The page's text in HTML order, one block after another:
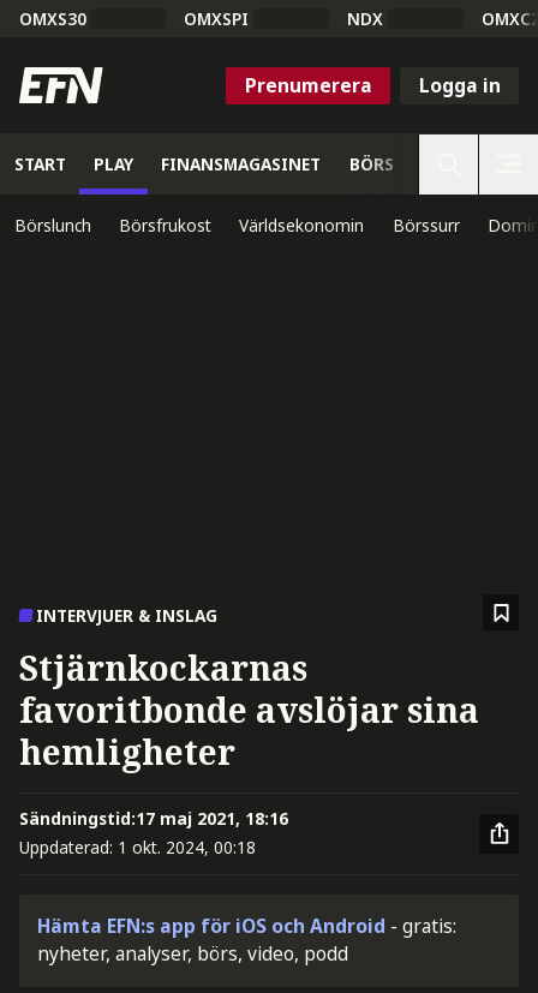
OMXS30 OMXSPI NDX
Prenumerera Logga in
START PLAY FINANSMAGASINET BÖRS
Börslunch Börsfrukost Världsekonomin Börssurr
INTERVJUER & INSLAG
Stjärnkockarnas
favoritbonde avslöjar sina
hemligheter
Sändningstid:17 maj 2021, 18:16
Uppdaterad: 1 okt. 2024, 00:18
Hämta EFN:s app för iOS och Android - gratis:
nyheter, analyser, börs, video, podd